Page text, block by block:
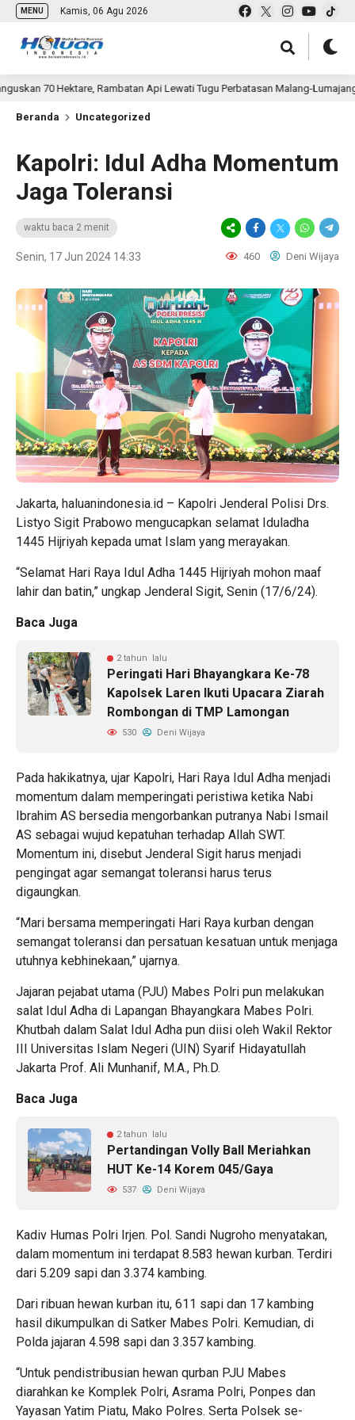
MENU Kamis, 06 Agu 2026
Hektare, Rambatan Api Lewati Tugu Perbatasan Malang-Lumajang
Beranda Uncategorized
Kapolri: Idul Adha Momentum
Jaga Toleransi
waktu baca 2 menit
Senin, 17 Jun 2024 14:33 460 Deni Wijaya
Jakarta, haluanindonesia.id – Kapolri Jenderal Polisi Drs.
Listyo Sigit Prabowo mengucapkan selamat Iduladha
1445 Hijriyah kepada umat Islam yang merayakan.
“Selamat Hari Raya Idul Adha 1445 Hijriyah mohon maaf
lahir dan batin,” ungkap Jenderal Sigit, Senin (17/6/24).
Baca Juga
2 tahun lalu
Peringati Hari Bhayangkara Ke-78
Kapolsek Laren Ikuti Upacara Ziarah
Rombongan di TMP Lamongan
530 Deni Wijaya
Pada hakikatnya, ujar Kapolri, Hari Raya Idul Adha menjadi
momentum dalam memperingati peristiwa ketika Nabi
Ibrahim AS bersedia mengorbankan putranya Nabi Ismail
AS sebagai wujud kepatuhan terhadap Allah SWT.
Momentum ini, disebut Jenderal Sigit harus menjadi
pengingat agar semangat toleransi harus terus
digaungkan.
“Mari bersama memperingati Hari Raya kurban dengan
semangat toleransi dan persatuan kesatuan untuk menjaga
utuhnya kebhinekaan,” ujarnya.
Jajaran pejabat utama (PJU) Mabes Polri pun melakukan
salat Idul Adha di Lapangan Bhayangkara Mabes Polri.
Khutbah dalam Salat Idul Adha pun diisi oleh Wakil Rektor
III Universitas Islam Negeri (UIN) Syarif Hidayatullah
Jakarta Prof. Ali Munhanif, M.A., Ph.D.
Baca Juga
2 tahun lalu
Pertandingan Volly Ball Meriahkan
HUT Ke-14 Korem 045/Gaya
537 Deni Wijaya
Kadiv Humas Polri Irjen. Pol. Sandi Nugroho menyatakan,
dalam momentum ini terdapat 8.583 hewan kurban. Terdiri
dari 5.209 sapi dan 3.374 kambing.
Dari ribuan hewan kurban itu, 611 sapi dan 17 kambing
hasil dikumpulkan di Satker Mabes Polri. Kemudian, di
Polda jajaran 4.598 sapi dan 3.357 kambing.
“Untuk pendistribusian hewan qurban PJU Mabes
diarahkan ke Komplek Polri, Asrama Polri, Ponpes dan
Yayasan Yatim Piatu, Mako Polres. Serta Polsek se-